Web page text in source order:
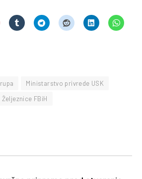
Ministarstvo privrede USK
Željeznice FBiH